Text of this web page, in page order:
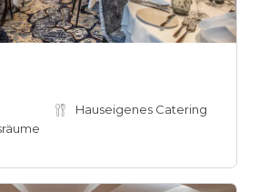
Hauseigenes Catering